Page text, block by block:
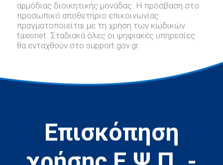
αρμόδιας διοικητικής μονάδας. Η πρόσβαση στο
προσωπικό αποθετήριο επικοινωνίας
πραγματοποιείται με τη χρήση των κωδικών
taxisnet. Σταδιακά όλες οι ψηφιακές υπηρεσίες
θα ενταχθούν στο support.gov.gr.
Επισκόπηση